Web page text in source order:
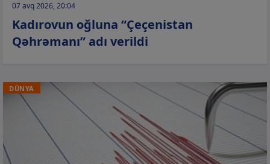
07 avq 2026, 20:04
Kadırovun oğluna “Çeçenistan
Qəhrəmanı” adı verildi
DÜNYA